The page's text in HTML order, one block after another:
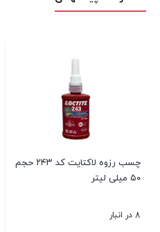
چسب رزوه لاکتایت کد ۲۴۳ حجم
۵۰ میلی لیتر
8 در انبار